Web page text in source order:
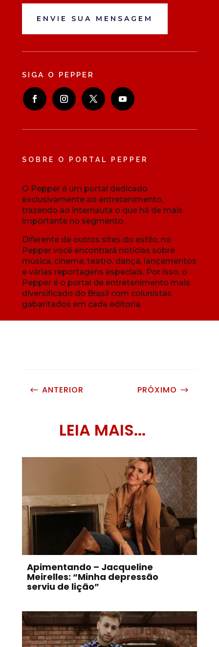
ENVIE SUA MENSAGEM
SIGA O PEPPER
SOBRE O PORTAL PEPPER
O Pepper é um portal dedicado
exclusivamente ao entretenimento,
trazendo ao internauta o que há de mais
importante no segmento.
Diferente de outros sites do estilo, no
Pepper você encontrará notícias sobre
música, cinema, teatro, dança, lançamentos
e várias reportagens especiais. Por isso, o
Pepper é o portal de entretenimento mais
diversificado do Brasil com colunistas
gabaritados em cada editoria.
# ANTERIOR PRÓXIMO $
LEIA MAIS...
Apimentando – Jacqueline
Meirelles: “Minha depressão
serviu de lição”